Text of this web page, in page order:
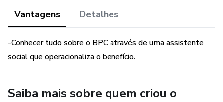
elaborei esse E-book, pensando em socializar as
informações sobre o Benefício de Prestação Continuada, e
passo a passo para um requerimento administrativo.
Vantagens Detalhes
-Conhecer tudo sobre o BPC através de uma assistente
social que operacionaliza o benefício.
Saiba mais sobre quem criou o